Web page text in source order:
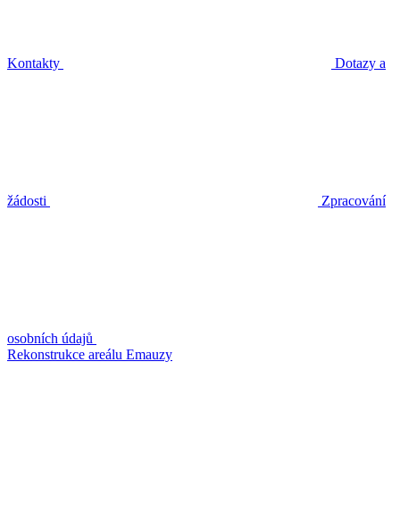
Kontakty Dotazy a
žádosti Zpracování
osobních údajů
Rekonstrukce areálu Emauzy